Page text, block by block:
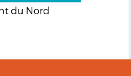
du Nord